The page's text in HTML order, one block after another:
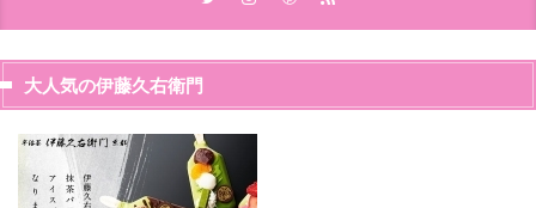
大人気の伊藤久右衛門